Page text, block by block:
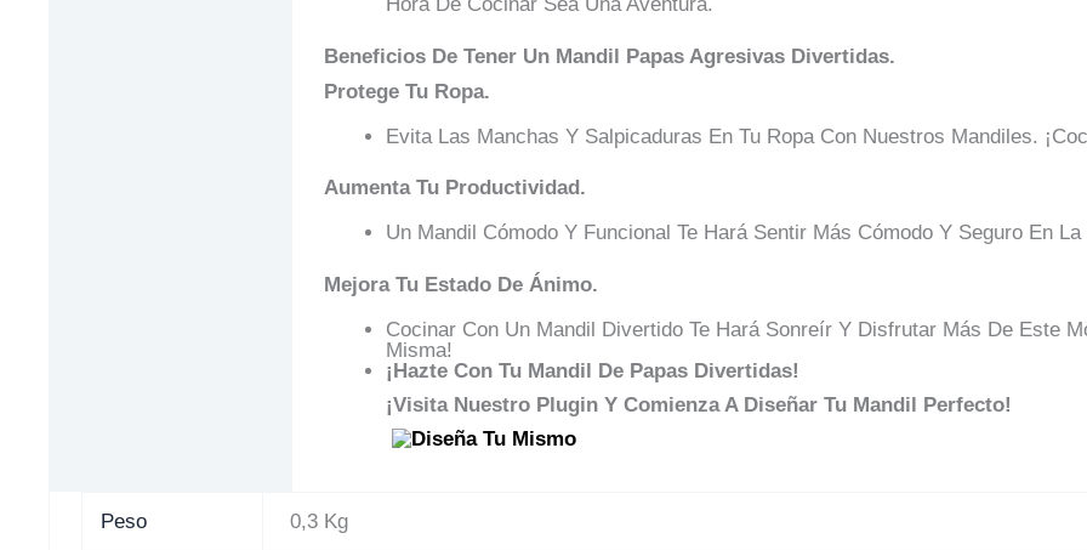
Beneficios De Tener Un Mandil Papas Agresivas Divertidas.
Protege Tu Ropa.
Evita Las Manchas Y Salpicaduras En Tu Ropa Con Nuestros Mandiles.
Aumenta Tu Productividad.
Un Mandil Cómodo Y Funcional Te Hará Sentir Más Cómodo Y Seguro En
Mejora Tu Estado De Ánimo.
Cocinar Con Un Mandil Divertido Te Hará Sonreír Y Disfrutar Más De Este
Misma!
¡Hazte Con Tu Mandil De Papas Divertidas!
¡Visita Nuestro Plugin Y Comienza A Diseñar Tu Mandil Perfecto!
Peso 0,3 Kg